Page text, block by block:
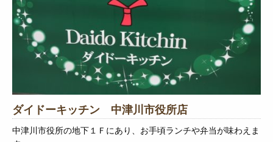
ダイドーキッチン 中津川市役所店
中津川市役所の地下１Ｆにあり、お手頃ランチや弁当が味わえま